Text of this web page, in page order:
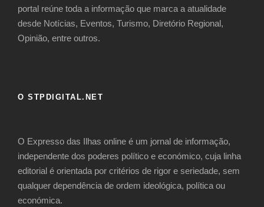
portal reúne toda a informação que marca a atualidade
desde Notícias, Eventos, Turismo, Diretório Regional,
Opinião, entre outros.
O STPDIGITAL.NET
​O Expresso das Ilhas online é um jornal de informação,
independente dos poderes político e económico, cuja linha
editorial é orientada por critérios de rigor e seriedade, sem
qualquer dependência de ordem ideológica, política ou
económica.